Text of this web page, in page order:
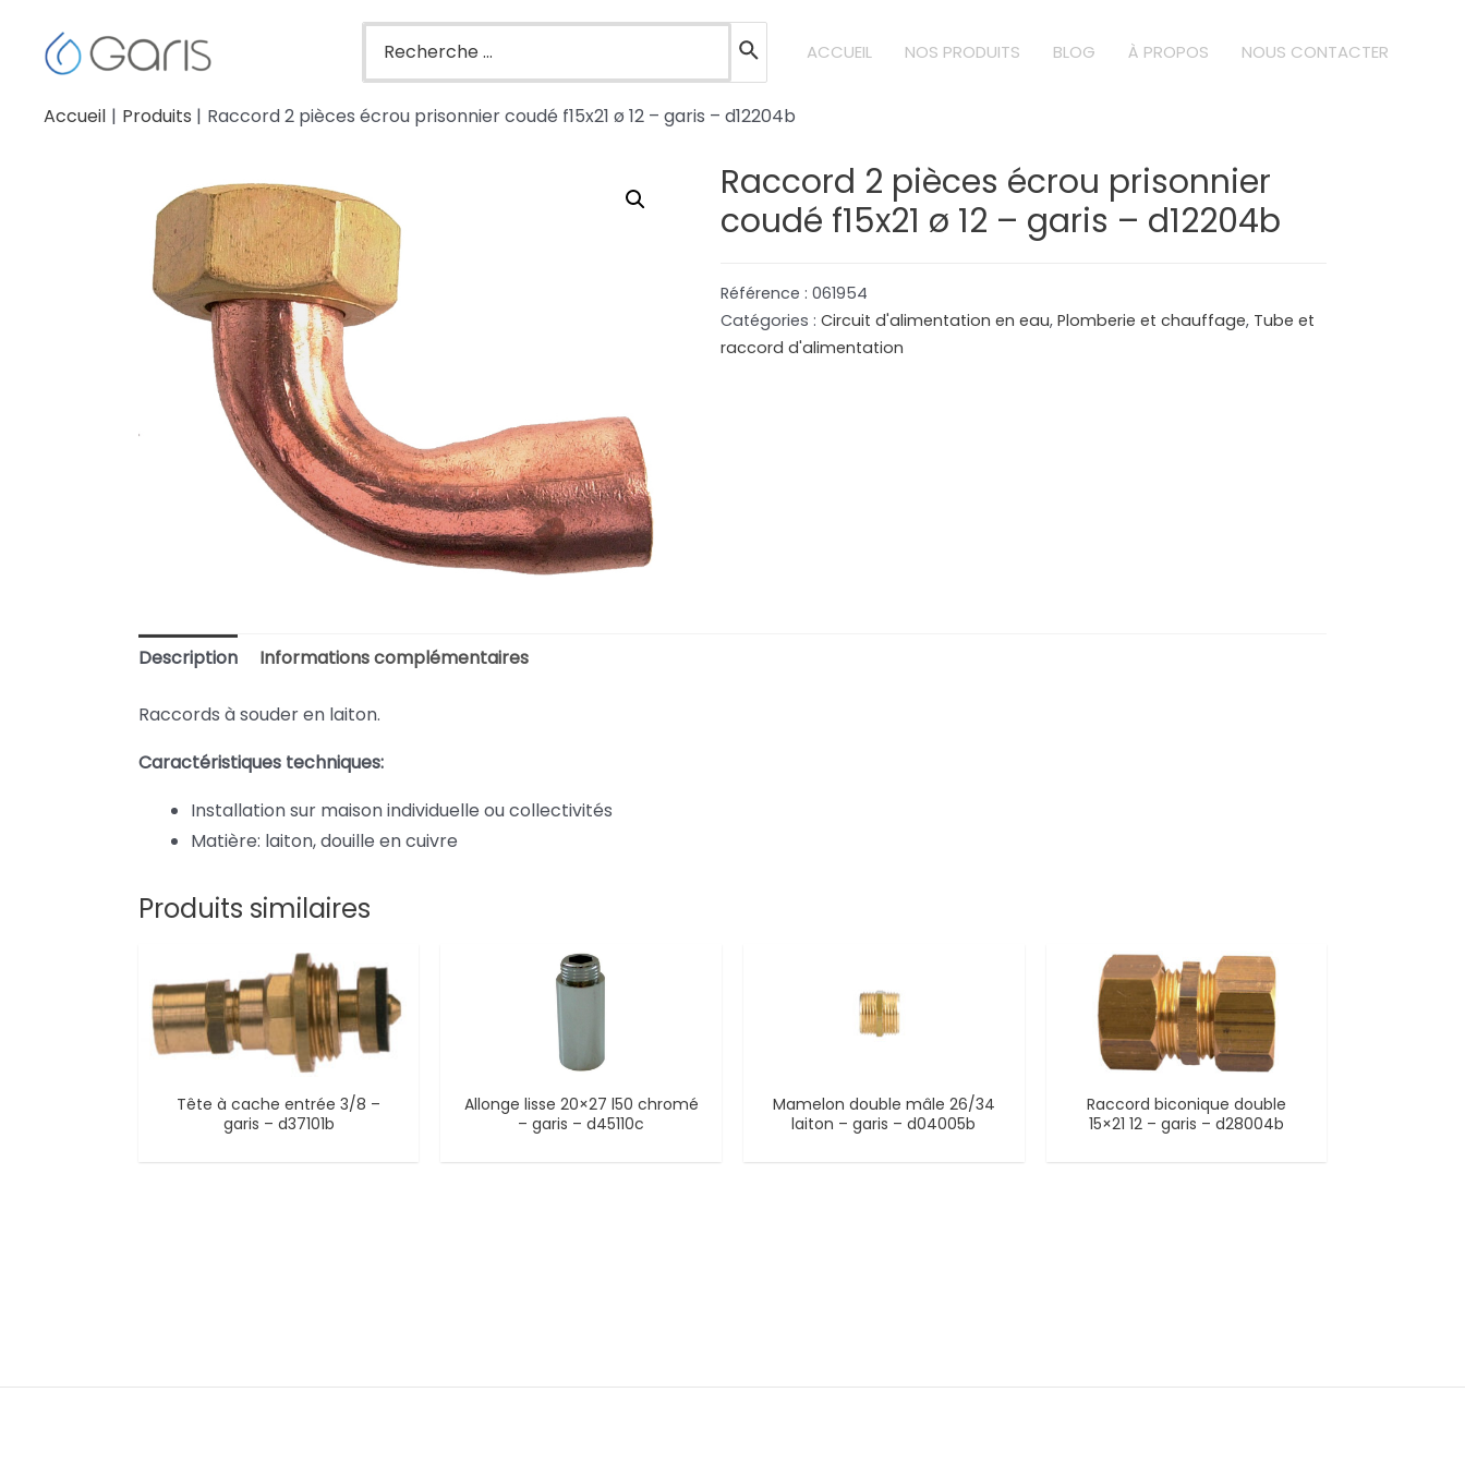
ACCUEIL NOS PRODUITS BLOG À PROPOS NOUS CONTACTER
Accueil Produits Raccord 2 pièces écrou prisonnier coudé f15x21 ø 12 – garis – d12204b
Raccord 2 pièces écrou prisonnier
coudé f15x21 ø 12 – garis – d12204b
Référence :061954
Catégories :Circuit d'alimentation en eau,Plomberie et chauffage, Tube et
raccord d'alimentation
Description Informations complémentaires
Raccords à souder en laiton.
Caractéristiques techniques:
Installation sur maison individuelle ou collectivités
Matière: laiton, douille en cuivre
Produits similaires
Tête à cache entrée 3/8 –
garis – d37101b
Allonge lisse 20×27 l50 chromé
– garis – d45110c
Mamelon double mâle 26/34
laiton – garis – d04005b
Raccord biconique double
15×21 12 – garis – d28004b